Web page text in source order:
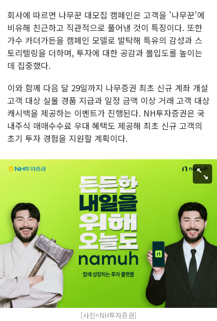
회사에 따르면 나무꾼 대모집 캠페인은 고객을 '나무꾼'에
비유해 친근하고 직관적으로 풀어낸 것이 특징이다. 또한
가수 카더가든을 캠페인 모델로 발탁해 특유의 감성과 스
토리텔링을 더하며, 투자에 대한 공감과 몰입도를 높이는
데 집중했다.
이와 함께 다음 달 29일까지 나무증권 최초 신규 계좌 개설
고객 대상 실물 경품 지급과 일정 금액 이상 거래 고객 대상
캐시백을 제공하는 이벤트가 진행된다. NH투자증권은 국
내주식 매매수수료 우대 혜택도 제공해 최초 신규 고객의
초기 투자 경험을 지원할 계획이다.
[사진=NH투자증권]